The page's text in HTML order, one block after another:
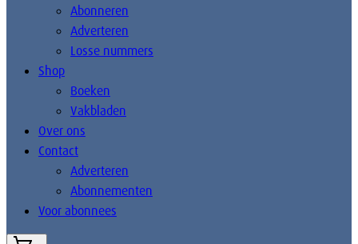
Abonneren
Adverteren
Losse nummers
Shop
Boeken
Vakbladen
Over ons
Contact
Adverteren
Abonnementen
Voor abonnees